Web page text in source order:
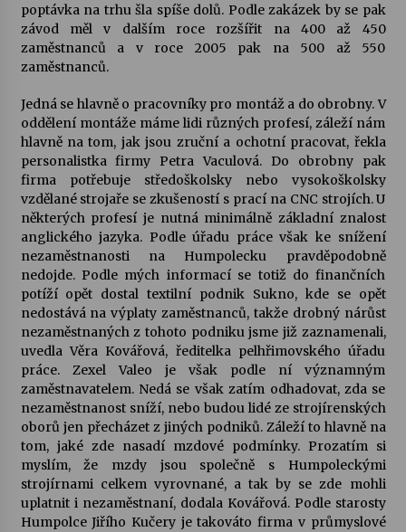
13. 7. 2026
Varhanní recitál Michala Novenka v Klášteře
Petr Adamec – Malovaný svět
30. 6. 2026
poptávka na trhu šla spíše dolů. Podle zakázek by se pak
závod měl v dalším roce rozšířit na 400 až 450
zaměstnanců a v roce 2005 pak na 500 až 550
zaměstnanců.
Jedná se hlavně o pracovníky pro montáž a do obrobny. V
oddělení montáže máme lidi různých profesí, záleží nám
hlavně na tom, jak jsou zruční a ochotní pracovat, řekla
personalistka firmy Petra Vaculová. Do obrobny pak
firma potřebuje středoškolsky nebo vysokoškolsky
vzdělané strojaře se zkušeností s prací na CNC strojích. U
některých profesí je nutná minimálně základní znalost
anglického jazyka. Podle úřadu práce však ke snížení
nezaměstnanosti na Humpolecku pravděpodobně
nedojde. Podle mých informací se totiž do finančních
potíží opět dostal textilní podnik Sukno, kde se opět
nedostává na výplaty zaměstnanců, takže drobný nárůst
nezaměstnaných z tohoto podniku jsme již zaznamenali,
uvedla Věra Kovářová, ředitelka pelhřimovského úřadu
práce. Zexel Valeo je však podle ní významným
zaměstnavatelem. Nedá se však zatím odhadovat, zda se
nezaměstnanost sníží, nebo budou lidé ze strojírenských
oborů jen přecházet z jiných podniků. Záleží to hlavně na
tom, jaké zde nasadí mzdové podmínky. Prozatím si
myslím, že mzdy jsou společně s Humpoleckými
strojírnami celkem vyrovnané, a tak by se zde mohli
uplatnit i nezaměstnaní, dodala Kovářová. Podle starosty
Humpolce Jiřího Kučery je takováto firma v průmyslové